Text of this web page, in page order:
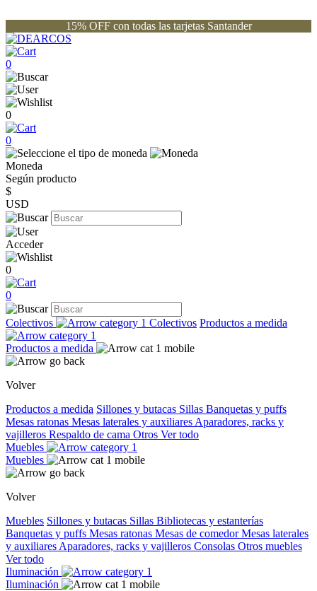
15% OFF con todas las tarjetas Santander
0
0
0
Moneda
Según producto
$
USD
Acceder
0
0
Colectivos Colectivos Productos a medida
Productos a medida
Volver
Productos a medida Sillones y butacas Sillas Banquetas y puffs
Mesas ratonas Mesas laterales y auxiliares Aparadores, racks y
vajilleros Respaldo de cama Otros Ver todo
Muebles
Muebles
Volver
Muebles Sillones y butacas Sillas Bibliotecas y estanterías
Banquetas y puffs Mesas ratonas Mesas de comedorMesas laterales
y auxiliares Aparadores, racks y vajilleros Consolas Otros muebles
Ver todo
Iluminación
Iluminación